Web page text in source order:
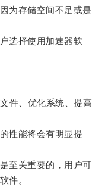
存储空间不足或是
选择使用加速器软
件、优化系统、提高
性能将会有明显提
关重要的，用户可
件。